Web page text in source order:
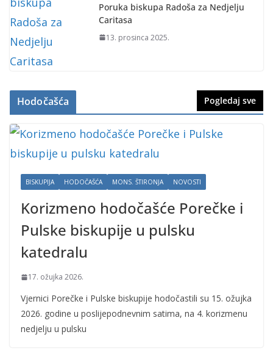
Poruka biskupa Radoša za Nedjelju
Caritasa
13. prosinca 2025.
Hodočašća Pogledaj sve
BISKUPIJA HODOČAŠĆA MONS. ŠTIRONJA NOVOSTI
Korizmeno hodočašće Porečke i
Pulske biskupije u pulsku
katedralu
17. ožujka 2026.
Vjernici Porečke i Pulske biskupije hodočastili su 15. ožujka
2026. godine u poslijepodnevnim satima, na 4. korizmenu
nedjelju u pulsku